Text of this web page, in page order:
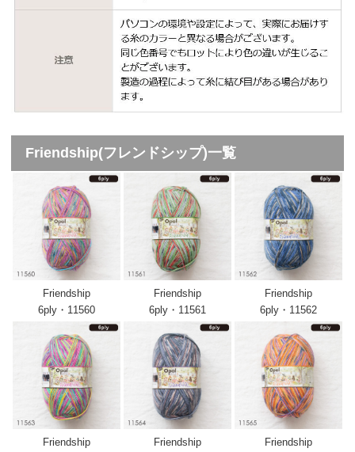
Friendship(フレンドシップ)一覧
Friendship
6ply・11560
Friendship
6ply・11561
Friendship
6ply・11562
Friendship
Friendship
Friendship